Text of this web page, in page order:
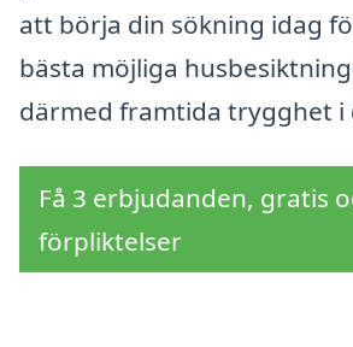
att börja din sökning idag
bästa möjliga
därmed framtida trygghet i
Få 3 erbjudanden, gratis
förpliktelser